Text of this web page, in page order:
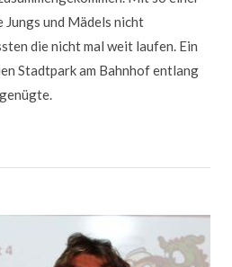
moderner Bau zur Verfügung,
Anforderungen in
und Mädels nicht
die nicht mal weit laufen. Ein
Stadtpark am Bahnhof entlang